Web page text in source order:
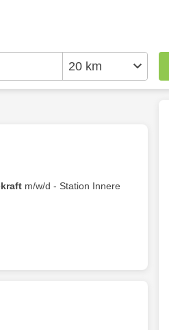
m/w/d - Station Innere